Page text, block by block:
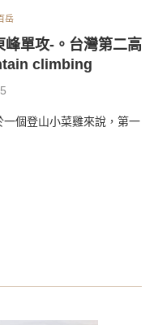
岳
單攻-。台灣第二高
climbing
個登山小菜雞來說，第一